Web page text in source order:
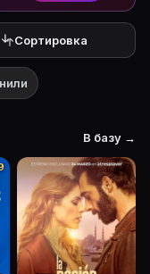
Сортировка
В базу →